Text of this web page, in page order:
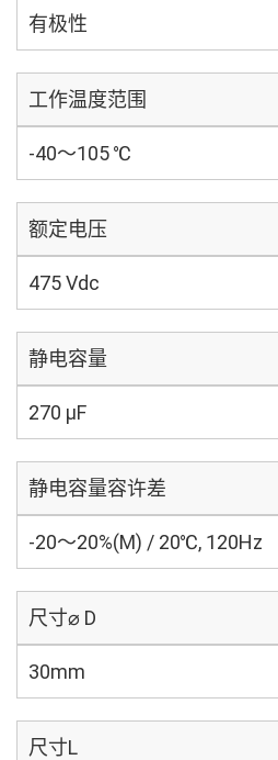
有极性
工作温度范围
-40～105 ℃
额定电压
475 Vdc
静电容量
270 µF
静电容量容许差
-20～20%(M) / 20℃, 120Hz
尺寸⌀ D
30mm
尺寸L